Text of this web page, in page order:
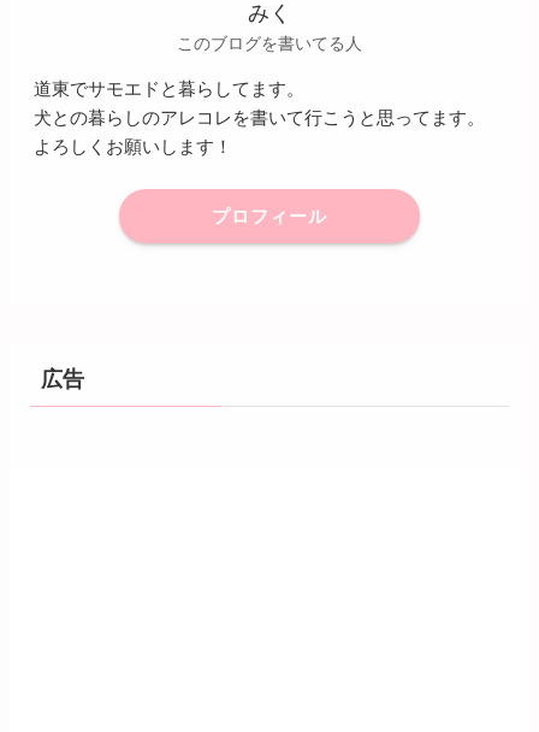
みく
このブログを書いてる人
道東でサモエドと暮らしてます。
犬との暮らしのアレコレを書いて行こうと思ってます。
よろしくお願いします！
プロフィール
広告